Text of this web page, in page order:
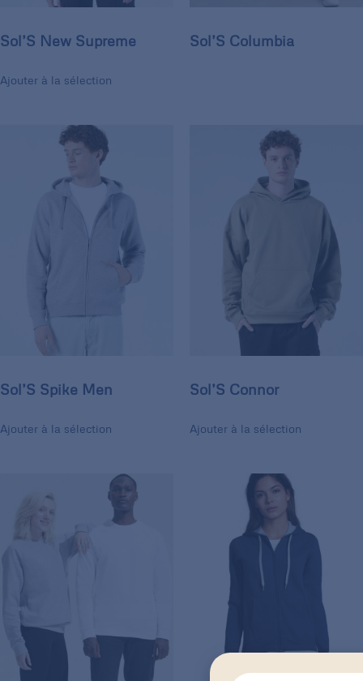
Sol’S New Supreme
Ajouter à la sélection
Sol’S Columbia
Sol’S Spike Men
Ajouter à la sélection
Sol’S Connor
Ajouter à la sélection